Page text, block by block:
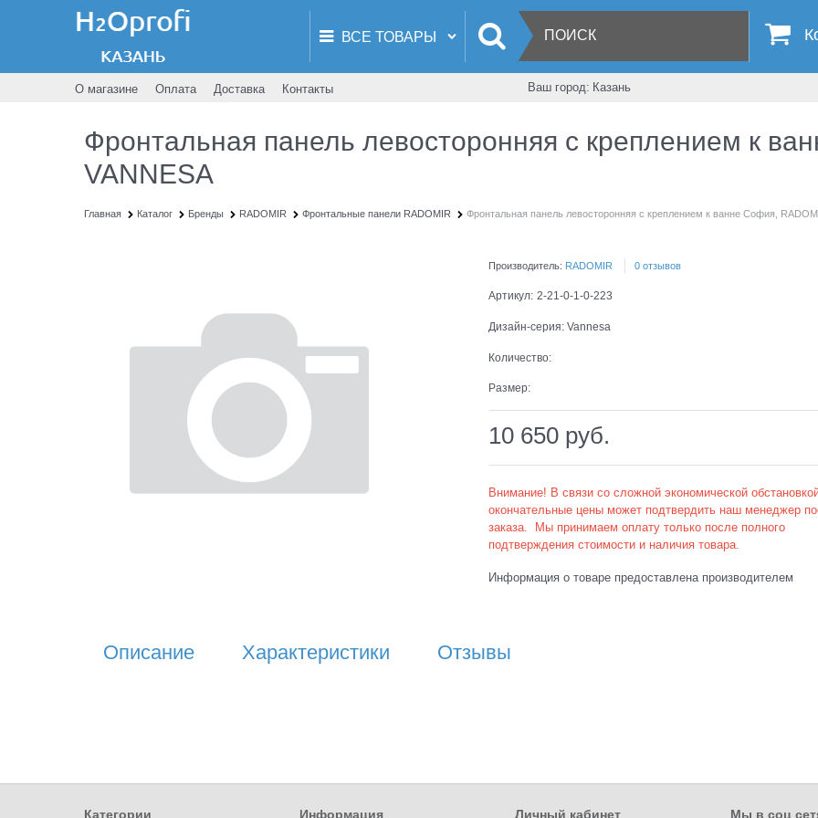
О магазине Оплата Доставка Контакты Ваш город: Казань
Фронтальная панель левосторонняя с креплением к
VANNESA
Главная Каталог Бренды RADOMIR Фронтальные панели RADOMIR Фронтальная панель левосторонняя с креплением к ванне София,
Производитель: RADOMIR 0 отзывов
Артикул: 2-21-0-1-0-223
Дизайн-серия: Vannesa
Количество:
Размер:
10 650 руб.
Внимание! В связи со сложной экономической
окончательные цены может подтвердить наш менеджер
заказа. Мы принимаем оплату только после полного
подтверждения стоимости и наличия товара.
Информация о товаре предоставлена производителем
Описание Характеристики Отзывы
Категории Информация Личный кабинет Мы в соц